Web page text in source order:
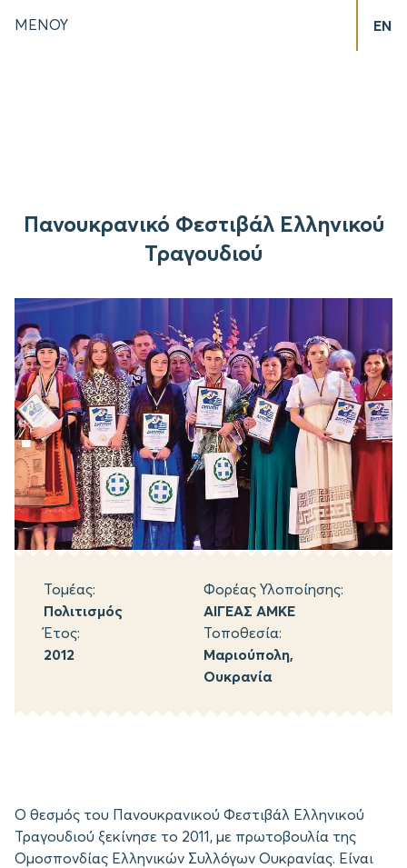
ΜΕΝΟΥ EN
Πανουκρανικό Φεστιβάλ Ελληνικού
Τραγουδιού
Τομέας:
Πολιτισμός
Φορέας Υλοποίησης:
ΑΙΓΕΑΣ ΑΜΚΕ
Έτος:
2012
Τοποθεσία:
Μαριούπολη,
Ουκρανία
Ο θεσμός του Πανουκρανικού Φεστιβάλ Ελληνικού
Τραγουδιού ξεκίνησε το 2011, με πρωτοβουλία της
Ομοσπονδίας Ελληνικών Συλλόγων Ουκρανίας. Είναι